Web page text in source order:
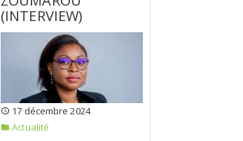
(INTERVIEW)
17 décembre 2024
Actualité